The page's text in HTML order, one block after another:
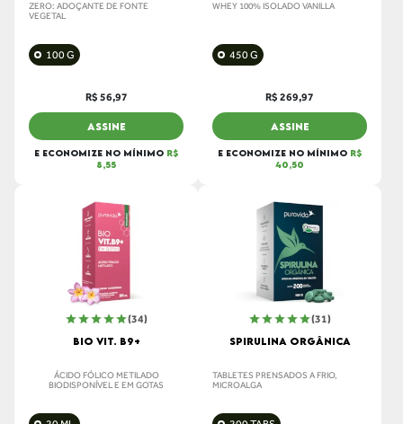
ZERO: ADOÇANTE DE FONTE
VEGETAL
100 G
R$ 56,97
ASSINE
E ECONOMIZE NO MÍNIMO R$
8,55
WHEY 100% ISOLADO VANILLA
450 G
R$ 269,97
ASSINE
E ECONOMIZE NO MÍNIMO R$
40,50
(34)
BIO VIT. B9+
ÁCIDO FÓLICO METILADO
BIODISPONÍVEL E EM GOTAS
(31)
SPIRULINA ORGÂNICA
TABLETES PRENSADOS A FRIO,
MICROALGA